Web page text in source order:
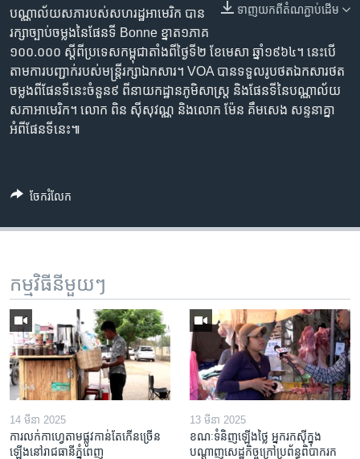
ចូល​
ទៅ​
កាន់​
ទំព័រ​
ស្វែង​
ភាសា
ទាញ​យក​ពី​តំណភ្ជាប់​ដើម
បណ្ណាល័យ​សភា​របស់​សហរដ្ឋ​អាមេរិក បាន​
រក្សា​ច្បាប់​ចម្លង​នៃ​ផែន​ទី Bonne ខ្នាត​១​ភាគ​
១០០.០០០ ស្តីពី​ប្រទេស​កម្ពុជា​តាំងពី​ថ្ងៃទី២ ខែមេសា ឆ្នាំ១៩៦៤។ នេះ​បើ​
តាម​ការ​បញ្ជាក់​របស់​មន្ត្រី​រក្សា​ឯកសារ។ VOA បាន​ទទួល​រូបថត​ឯកសារ​ថត​
ចម្លង​ពី​ផែនទី​នេះ​ចំនួន​៩ ពី​នាយកដ្ឋាន​ភូមិ​សាស្ត្រ និង​ផែនទី​នៃ​បណ្ណាល័យ​
សភា​អាមេរិក។ លោក ពិន ស៊ីសុវណ្ណ និង​លោក ម៉ែន គឹមសេង សន្ទនា​គ្នា​
អំពី​ផែនទីនេះ៕
ចែករំលែក
កម្មវិធី​នីមួយៗ
14 មីនា 2025
ការលក់​កាហ្វេ​តាម​ផ្លូវ​កាន់តែ​កើន​ច្រើន​
ឡើង​នៅ​រាជធានី​ភ្នំពេញ
13 មីនា 2025
ខណៈទំនិញឡើងថ្លៃ អ្នករកស៊ីក្នុង​
បណ្តាញ​សេដ្ឋកិច្ចក្រៅ​ប្រព័ន្ធពិបាក​រក​